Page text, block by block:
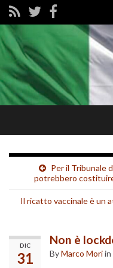
Per il Tribunale
potrebbero
Il ricatto vaccinale è un
DIC
31
Non è
ByMarco Moriin